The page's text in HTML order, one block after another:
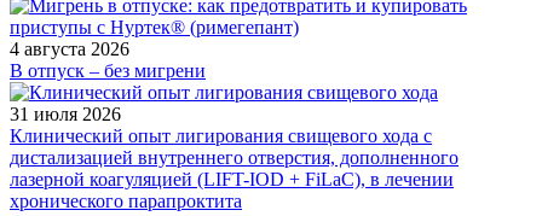
4 августа 2026
В отпуск – без мигрени
31 июля 2026
Клинический опыт лигирования свищевого хода с
дистализацией внутреннего отверстия, дополненного
лазерной коагуляцией (LIFT-IOD + FiLaC), в лечении
хронического парапроктита